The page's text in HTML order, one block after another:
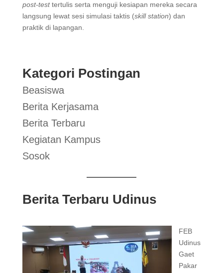
post-testtertulis serta menguji kesiapan mereka secara
langsung lewat sesi simulasi taktis (skill station) dan
praktik di lapangan.
Kategori Postingan
Beasiswa
Berita Kerjasama
Berita Terbaru
Kegiatan Kampus
Sosok
Berita Terbaru Udinus
FEB
Udinus
Gaet
Pakar